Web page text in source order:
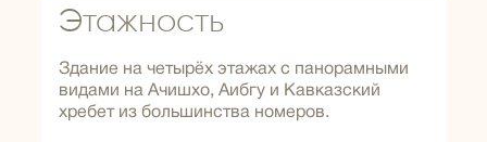
Этажность
Здание на четырёх этажах с панорамными
видами на Ачишхо, Аибгу и Кавказский
хребет из большинства номеров.